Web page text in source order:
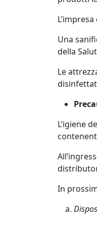
Una
della
Le
L’igiene
In